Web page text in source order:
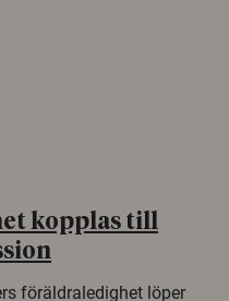
kopplas till
föräldraledighet löper